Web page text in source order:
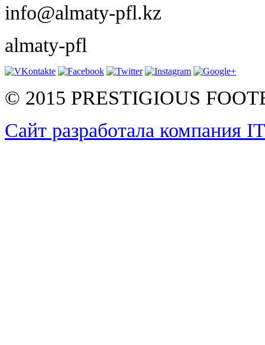
info@almaty-pfl.kz
almaty-pfl
© 2015 PRESTIGIOUS
Сайт разработала компания